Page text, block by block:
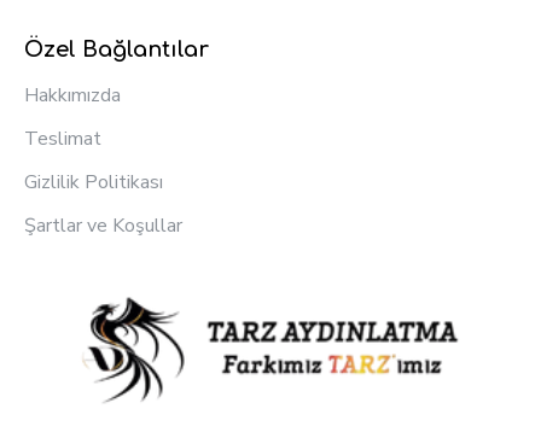
Özel Bağlantılar
Hakkımızda
Teslimat
Gizlilik Politikası
Şartlar ve Koşullar